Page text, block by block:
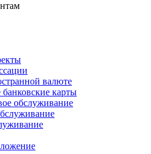
валюте
карты
обслуживание